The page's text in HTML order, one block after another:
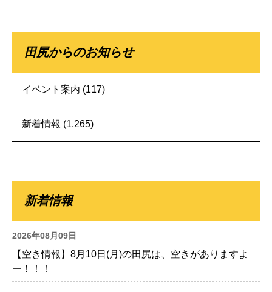
田尻からのお知らせ
イベント案内 (117)
新着情報 (1,265)
新着情報
2026年08月09日
【空き情報】8月10日(月)の田尻は、空きがありますよ
ー！！！